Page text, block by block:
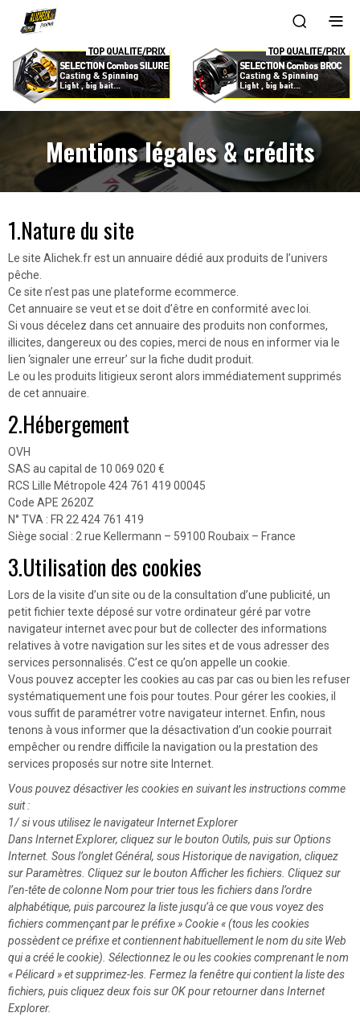
Mentions légales & crédits
1.Nature du site
Le site Alichek.fr est un annuaire dédié aux produits de l’univers
pêche.
Ce site n’est pas une plateforme ecommerce.
Cet annuaire se veut et se doit d’être en conformité avec loi.
Si vous décelez dans cet annuaire des produits non conformes,
illicites, dangereux ou des copies, merci de nous en informer via le
lien ‘signaler une erreur’ sur la fiche dudit produit.
Le ou les produits litigieux seront alors immédiatement supprimés
de cet annuaire.
2.Hébergement
OVH
SAS au capital de 10 069 020 €
RCS Lille Métropole 424 761 419 00045
Code APE 2620Z
N° TVA : FR 22 424 761 419
Siège social : 2 rue Kellermann – 59100 Roubaix – France
3.Utilisation des cookies
Lors de la visite d’un site ou de la consultation d’une publicité, un
petit fichier texte déposé sur votre ordinateur géré par votre
navigateur internet avec pour but de collecter des informations
relatives à votre navigation sur les sites et de vous adresser des
services personnalisés. C’est ce qu’on appelle un cookie.
Vous pouvez accepter les cookies au cas par cas ou bien les refuser
systématiquement une fois pour toutes. Pour gérer les cookies, il
vous suffit de paramétrer votre navigateur internet. Enfin, nous
tenons à vous informer que la désactivation d’un cookie pourrait
empêcher ou rendre difficile la navigation ou la prestation des
services proposés sur notre site Internet.
Vous pouvez désactiver les cookies en suivant les instructions comme
suit :
1/ si vous utilisez le navigateur Internet Explorer
Dans Internet Explorer, cliquez sur le bouton Outils, puis sur Options
Internet. Sous l’onglet Général, sous Historique de navigation, cliquez
sur Paramètres. Cliquez sur le bouton Afficher les fichiers. Cliquez sur
l’en-tête de colonne Nom pour trier tous les fichiers dans l’ordre
alphabétique, puis parcourez la liste jusqu’à ce que vous voyez des
fichiers commençant par le préfixe » Cookie « (tous les cookies
possèdent ce préfixe et contiennent habituellement le nom du site Web
qui a créé le cookie). Sélectionnez le ou les cookies comprenant le nom
« Pélicard » et supprimez-les. Fermez la fenêtre qui contient la liste des
fichiers, puis cliquez deux fois sur OK pour retourner dans Internet
Explorer.